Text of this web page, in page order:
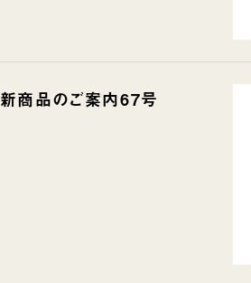
新商品のご案内67号